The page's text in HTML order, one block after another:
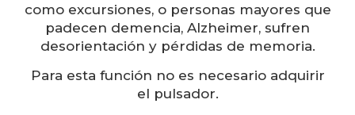
como excursiones, o personas mayores que
padecen demencia, Alzheimer, sufren
desorientación y pérdidas de memoria.
Para esta función no es necesario adquirir
el pulsador.